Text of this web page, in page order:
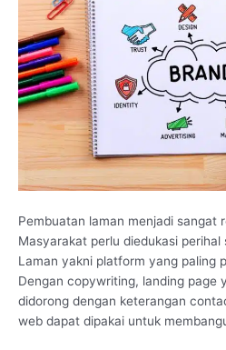
Pembuatan laman menjadi sangat
Masyarakat perlu diedukasi
Laman yakni platform yang paling
Dengan copywriting, landing page
didorong dengan keterangan
web dapat dipakai untuk